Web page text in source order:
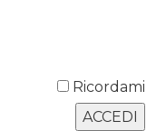
Ricordami